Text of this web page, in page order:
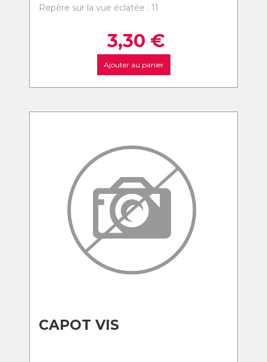
Repère sur la vue éclatée : 11
3,30 €
Ajouter au panier
CAPOT VIS